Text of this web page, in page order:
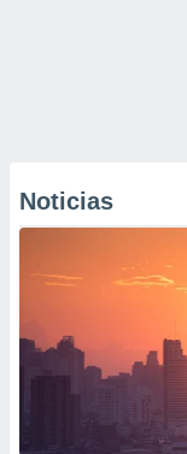
Noticias